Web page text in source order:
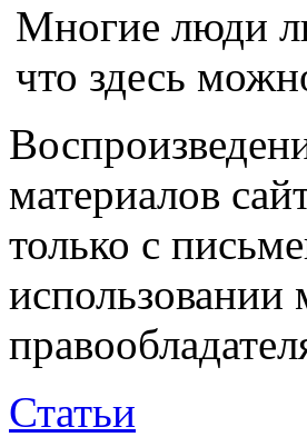
Многие люди
что здесь
материалов
только с
использовании
Статьи